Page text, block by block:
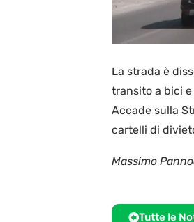
La strada è
transito a bici e
Accade sulla
cartelli di
Massimo
Tutte le